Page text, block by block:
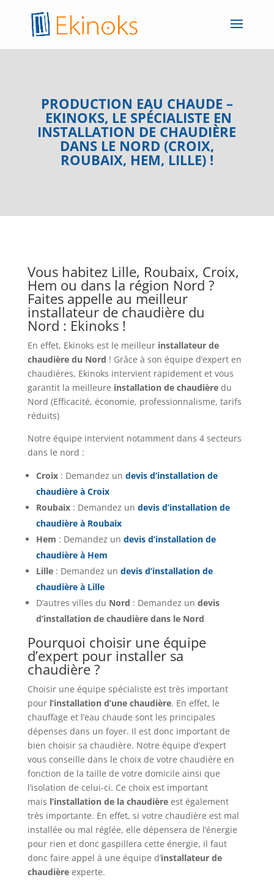
PRODUCTION EAU CHAUDE –
EKINOKS, LE SPÉCIALISTE EN
INSTALLATION DE CHAUDIÈRE
DANS LE NORD (CROIX,
ROUBAIX, HEM, LILLE) !
Vous habitez Lille, Roubaix, Croix,
Hem ou dans la région Nord ?
Faites appelle au meilleur
installateur de chaudière du
Nord : Ekinoks !
En effet, Ekinoks est le meilleur installateur de
chaudière du Nord ! Grâce à son équipe d’expert en
chaudières, Ekinoks intervient rapidement et vous
garantit la meilleure installation de chaudièredu
Nord (Efficacité, économie, professionnalisme, tarifs
réduits)
Notre équipe intervient notamment dans 4 secteurs
dans le nord :
Croix: Demandez un devis d’installation de
chaudière à Croix
Roubaix: Demandez un devis d’installation de
chaudière à Roubaix
Hem : Demandez un devis d’installation de
chaudière à Hem
Lille: Demandez un devis d’installation de
chaudière à Lille
D’autres villes du Nord : Demandez un devis
d’installation de chaudière dans le Nord
Pourquoi choisir une équipe
d’expert pour installer sa
chaudière ?
Choisir une équipe spécialiste est très important
pour l’installation d’une chaudière. En effet, le
chauffage et l’eau chaude sont les principales
dépenses dans un foyer. Il est donc important de
bien choisir sa chaudière. Notre équipe d’expert
vous conseille dans le choix de votre chaudière en
fonction de la taille de votre domicile ainsi que
l’isolation de celui-ci. Ce choix est important
mais l’installation de la chaudièreest également
très importante. En effet, si votre chaudière est mal
installée ou mal réglée, elle dépensera de l’énergie
pour rien et donc gaspillera cette énergie, il faut
donc faire appel à une équipe d’installateur de
chaudièreexperte.